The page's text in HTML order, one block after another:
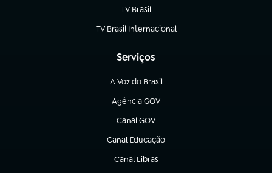
TV Brasil
(abre em nova aba)
TV Brasil Internacional
(abre em nova aba)
Serviços
A Voz do Brasil
(abre em nova aba)
Agência GOV
(abre em nova aba)
Canal GOV
(abre em nova aba)
Canal Educação
(abre em nova aba)
Canal Libras
(abre em nova aba)